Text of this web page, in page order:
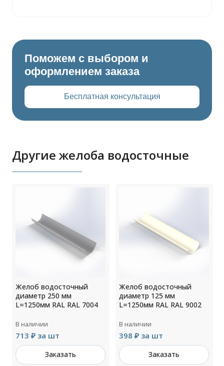
Поможем с выбором и
оформлением заказа
Бесплатная консультация
Другие желоба водосточные
Желоб водосточный
диаметр 250 мм
L=1250мм RAL RAL 7004
В наличии
713 ₽ за шт
Заказать
Желоб водосточный
диаметр 125 мм
L=1250мм RAL RAL 9002
В наличии
398 ₽ за шт
Заказать